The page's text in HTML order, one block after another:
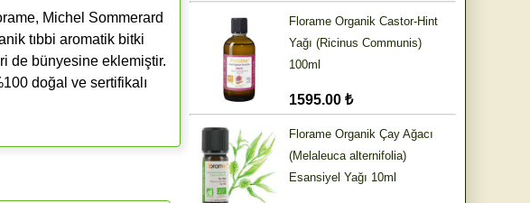
Michel Sommerard
tıbbi aromatik bitki
de bünyesine eklemiştir.
doğal ve sertifikalı
Florame Organik Castor-Hint
Yağı (Ricinus Communis)
100ml
1595.00 ₺
Florame Organik Çay Ağacı
(Melaleuca alternifolia)
Esansiyel Yağı 10ml